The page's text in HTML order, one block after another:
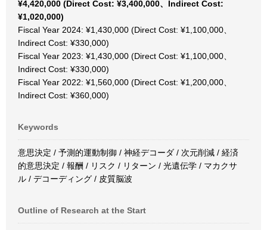
¥4,420,000 (Direct Cost: ¥3,400,000、Indirect Cost:
¥1,020,000)
Fiscal Year 2024: ¥1,430,000 (Direct Cost: ¥1,100,000、
Indirect Cost: ¥330,000)
Fiscal Year 2023: ¥1,430,000 (Direct Cost: ¥1,100,000、
Indirect Cost: ¥330,000)
Fiscal Year 2022: ¥1,560,000 (Direct Cost: ¥1,200,000、
Indirect Cost: ¥360,000)
Keywords
意思決定 / 予測的運動制御 / 神経デコーダ / 次元削減 / 経済
的意思決定 / 報酬 / リスク / リターン / 光遺伝学 / マカクサ
ル / デコーディング / 皮質脳波
Outline of Research at the Start